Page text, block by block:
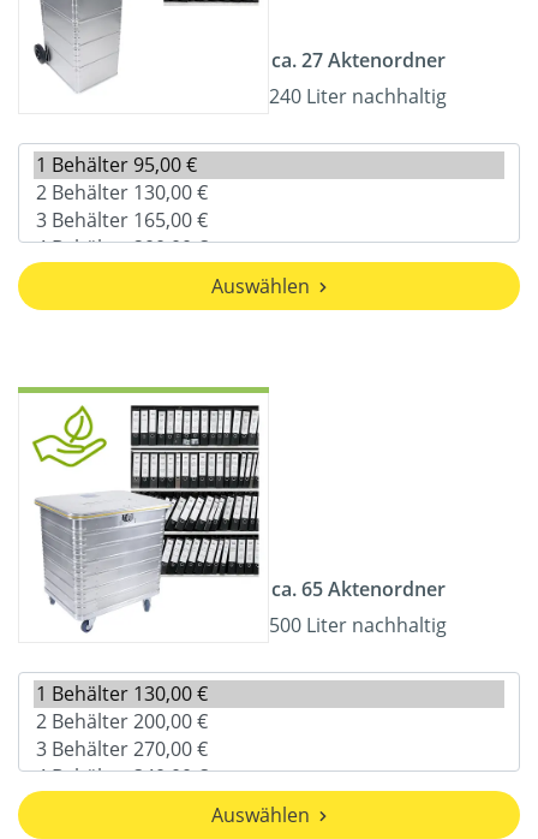
ca. 27 Aktenordner
240 Liter nachhaltig
Auswählen
ca. 65 Aktenordner
500 Liter nachhaltig
Auswählen